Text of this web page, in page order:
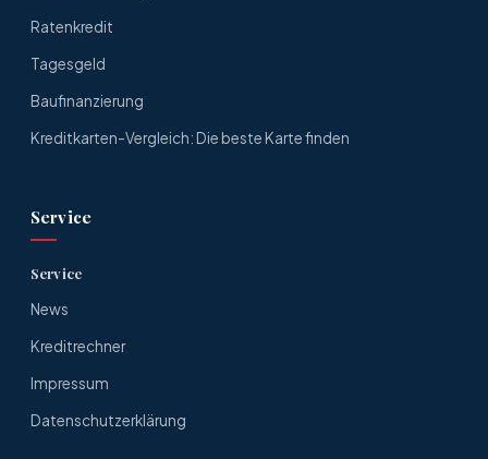
Ratenkredit
Tagesgeld
Baufinanzierung
Kreditkarten-Vergleich: Die beste Karte finden
Service
Service
News
Kreditrechner
Impressum
Datenschutzerklärung